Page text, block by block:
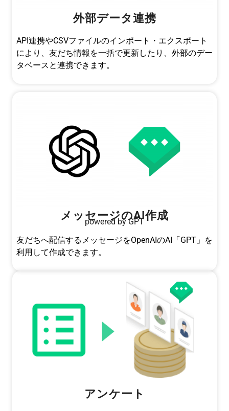
外部データ連携
API連携やCSVファイルのインポート・エクスポート
により、友だち情報を一括で更新したり、外部のデー
タベースと連携できます。
メッセージのAI作成
powered by GPT
友だちへ配信するメッセージをOpenAIのAI「GPT」を
利用して作成できます。
アンケート